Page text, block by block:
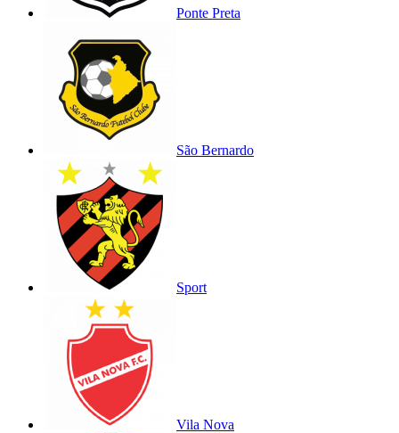
Ponte Preta
São Bernardo
Sport
Vila Nova